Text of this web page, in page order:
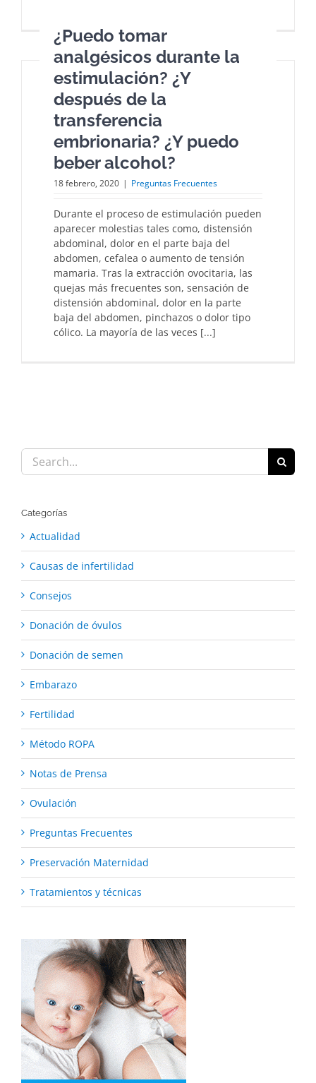
¿Puedo tomar
analgésicos durante la
estimulación? ¿Y
después de la
transferencia
embrionaria? ¿Y puedo
beber alcohol?
18 febrero, 2020 | Preguntas Frecuentes
Durante el proceso de estimulación pueden
aparecer molestias tales como, distensión
abdominal, dolor en el parte baja del
abdomen, cefalea o aumento de tensión
mamaria. Tras la extracción ovocitaria, las
quejas más frecuentes son, sensación de
distensión abdominal, dolor en la parte
baja del abdomen, pinchazos o dolor tipo
cólico. La mayoría de las veces [...]
Search
for:
Categorías
Actualidad
Causas de infertilidad
Consejos
Donación de óvulos
Donación de semen
Embarazo
Fertilidad
Método ROPA
Notas de Prensa
Ovulación
Preguntas Frecuentes
Preservación Maternidad
Tratamientos y técnicas